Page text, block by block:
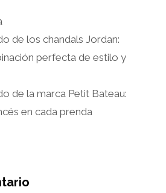
de los chandals Jordan:
perfecta de estilo y
de la marca Petit Bateau:
en cada prenda